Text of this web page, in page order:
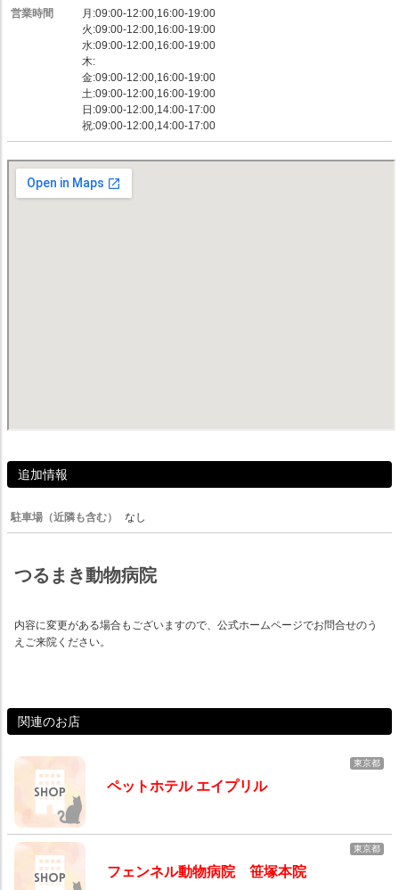
営業時間
月:09:00-12:00,16:00-19:00
火:09:00-12:00,16:00-19:00
水:09:00-12:00,16:00-19:00
木:
金:09:00-12:00,16:00-19:00
土:09:00-12:00,16:00-19:00
日:09:00-12:00,14:00-17:00
祝:09:00-12:00,14:00-17:00
追加情報
駐車場（近隣も含む） なし
つるまき動物病院
内容に変更がある場合もございますので、公式ホームページでお問合せのう
えご来院ください。
関連のお店
東京都
ペットホテル エイプリル
東京都
フェンネル動物病院 笹塚本院